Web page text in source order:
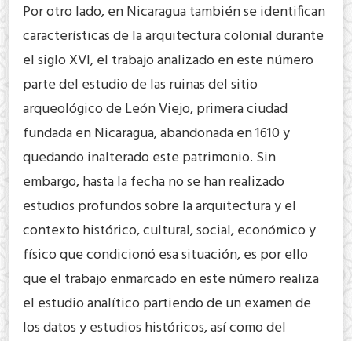
Por otro lado, en Nicaragua también se identifican
características de la arquitectura colonial durante
el siglo XVI, el trabajo analizado en este número
parte del estudio de las ruinas del sitio
arqueológico de León Viejo, primera ciudad
fundada en Nicaragua, abandonada en 1610 y
quedando inalterado este patrimonio. Sin
embargo, hasta la fecha no se han realizado
estudios profundos sobre la arquitectura y el
contexto histórico, cultural, social, económico y
físico que condicionó esa situación, es por ello
que el trabajo enmarcado en este número realiza
el estudio analítico partiendo de un examen de
los datos y estudios históricos, así como del